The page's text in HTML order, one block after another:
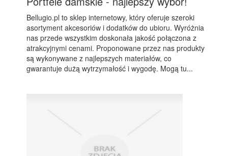
Bellugio.pl to sklep internetowy, który oferuje szeroki
asortyment akcesoriów i dodatków do ubioru. Wyróżnia
nas przede wszystkim doskonała jakość połączona z
atrakcyjnymi cenami. Proponowane przez nas produkty
są wykonywane z najlepszych materiałów, co
gwarantuje dużą wytrzymałość i wygodę. Mogą tu...